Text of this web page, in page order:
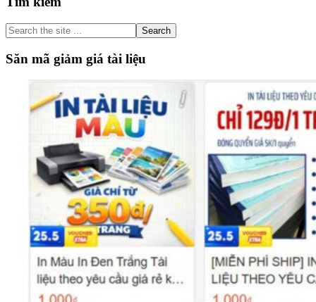
Sidebar
Search
the
site
...
Săn mã giảm giá tài liệu